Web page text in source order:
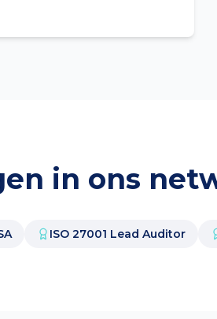
in ons
ISO 27001 Lead Auditor